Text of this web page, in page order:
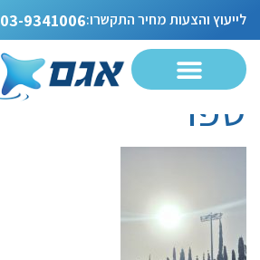
לייעוץ והצעות מחיר התקשרו:03-9341006
הסעות
ספר